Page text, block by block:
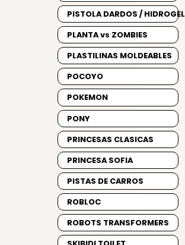
PISTOLA DARDOS / HIDROGEL
PLANTA vs ZOMBIES
PLASTILINAS MOLDEABLES
POCOYO
POKEMON
PONY
PRINCESAS CLASICAS
PRINCESA SOFIA
PISTAS DE CARROS
ROBLOC
ROBOTS TRANSFORMERS